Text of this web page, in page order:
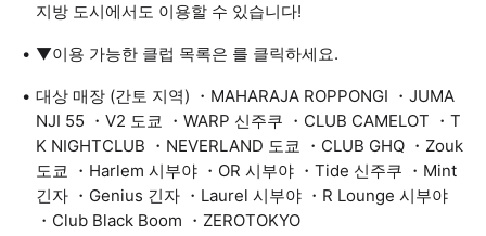
지방 도시에서도 이용할 수 있습니다!
▼이용 가능한 클럽 목록은 를 클릭하세요.
대상 매장 (간토 지역) ・MAHARAJA ROPPONGI ・JUMA
NJI 55 ・V2 도쿄 ・WARP 신주쿠 ・CLUB CAMELOT ・T
K NIGHTCLUB ・NEVERLAND 도쿄 ・CLUB GHQ ・Zouk
도쿄 ・Harlem 시부야 ・OR 시부야 ・Tide 신주쿠 ・Mint
긴자 ・Genius 긴자 ・Laurel 시부야 ・R Lounge 시부야
・Club Black Boom ・ZEROTOKYO